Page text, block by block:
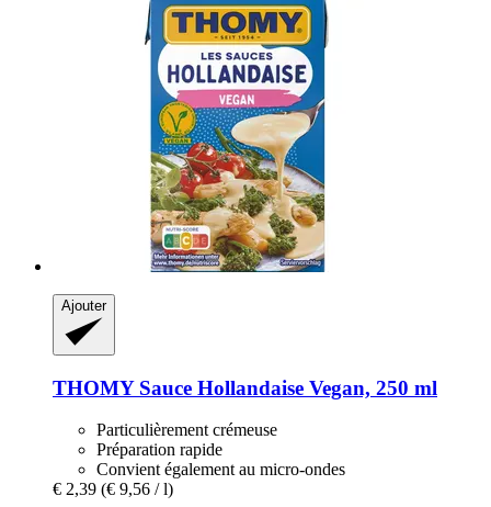
Ajouter
THOMYSauce Hollandaise Vegan, 250 ml
Particulièrement crémeuse
Préparation rapide
Convient également au micro-ondes
€ 2,39 (€ 9,56 / l)